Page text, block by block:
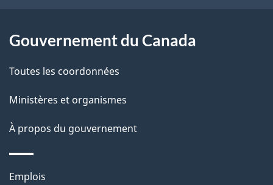
l
p
a
g
e
Gouvernement du Canada
Toutes les coordonnées
Ministères et organismes
À propos du gouvernement
Thèmes
Emplois